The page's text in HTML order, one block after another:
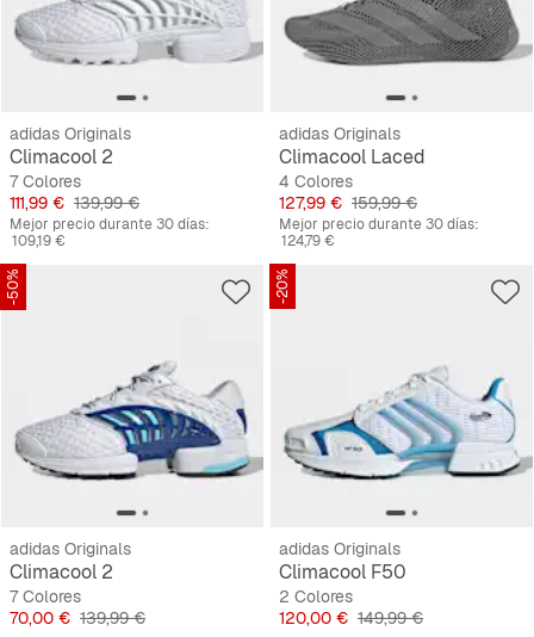
adidas Originals
Climacool 2
7 Colores
Precio
111,99 € Precio original
139,99 €
Mejor precio durante 30 días:
109,19 €
adidas Originals
Climacool Laced
4 Colores
Precio
127,99 € Precio original
159,99 €
Mejor precio durante 30 días:
124,79 €
-50%
adidas Originals
Climacool 2
7 Colores
Precio
70,00 € Precio original
139,99 €
-20%
adidas Originals
Climacool F50
2 Colores
Precio
120,00 € Precio original
149,99 €